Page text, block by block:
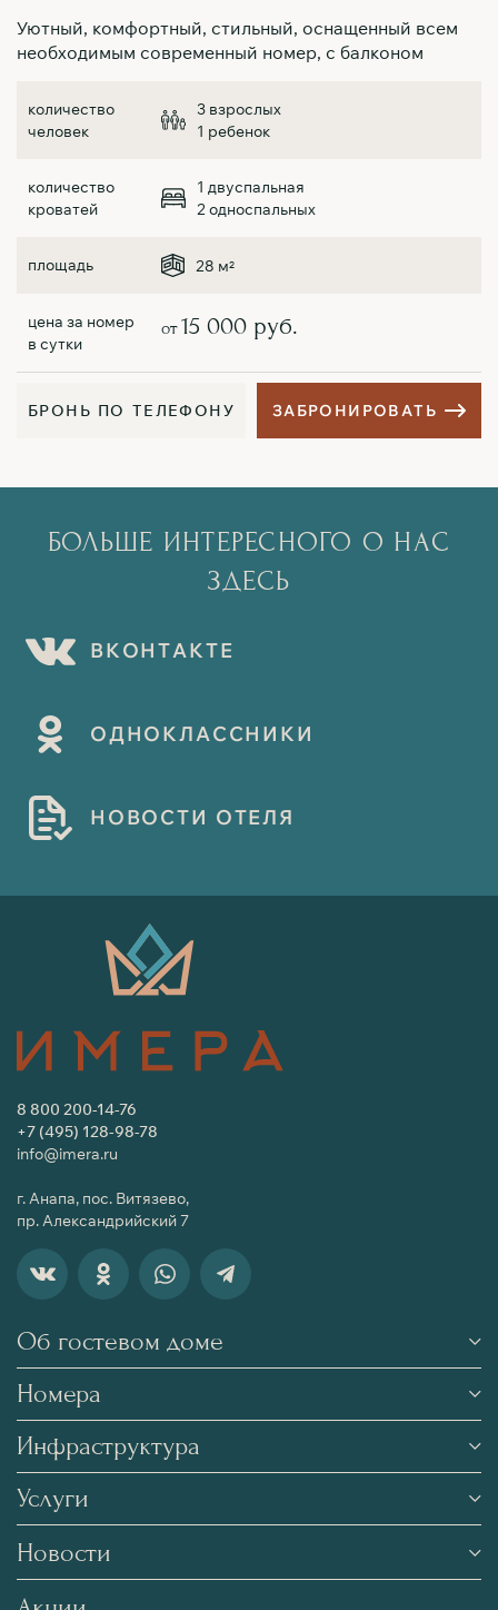
Уютный, комфортный, стильный, оснащенный всем
необходимым современный номер, с балконом
3 взрослых
1 ребенок
1 двуспальная
2 односпальных
28 м2
от15 000 руб.
БРОН Ь ПО ТЕЛЕФОНУ ЗАБРО НИ РОВАТ Ь
БОЛЬШЕ ИНТЕРЕСНОГО О НАС
ЗДЕСЬ
ВКОНТАКТЕ
ОДНОКЛАССН И КИ
Н ОВОСТИ ОТЕЛЯ
8 800 200-14-76
+7 (495) 128-98-78
info@imera.ru
г. Анапа, пос. Витязево,
пр. Александрийский 7
Об гостевом доме
Номера
Инфраструктура
Услуги
Новости